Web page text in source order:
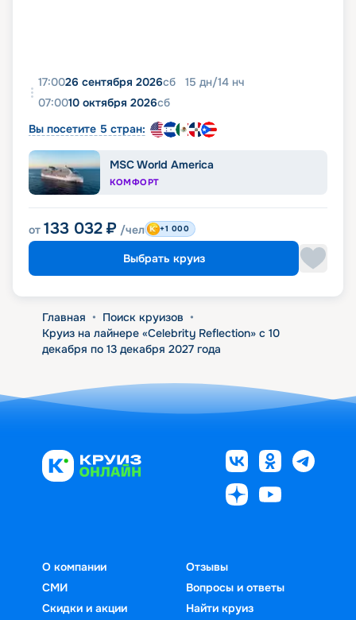
17:0026 сентября 2026сб 15 дн/14 нч
07:0010 октября 2026сб
Вы посетите 5 стран:
MSC World America
КОМФОРТ
от 133 032 ₽ /чел +1 000
Выбрать круиз
Главная • Поиск круизов •
Круиз на лайнере «Celebrity Reflection» с 10
декабря по 13 декабря 2027 года
О компании
СМИ
Скидки и акции
Отзывы
Вопросы и ответы
Найти круиз